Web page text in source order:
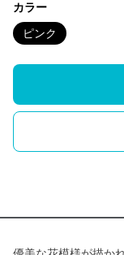
カラー
ピンク